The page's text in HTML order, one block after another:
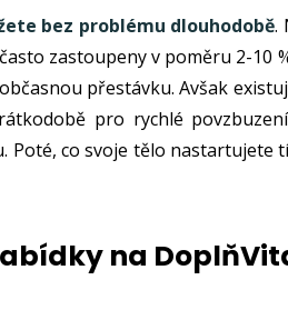
bez problému dlouhodobě.
zastoupeny v poměru 2-10
přestávku. Avšak
pro rychlé
Poté, co svoje tělo
na